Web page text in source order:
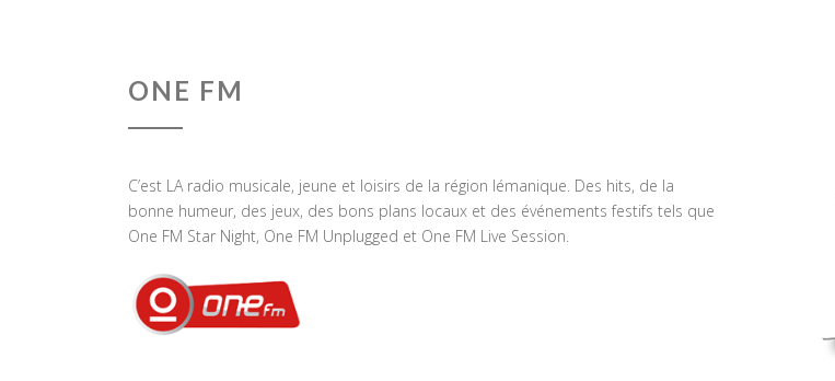
ONE FM
C’est LA radio musicale, jeune et loisirs de la région lémanique. Des hits, de la
bonne humeur, des jeux, des bons plans locaux et des événements festifs tels que
One FM Star Night, One FM Unplugged et One FM Live Session.